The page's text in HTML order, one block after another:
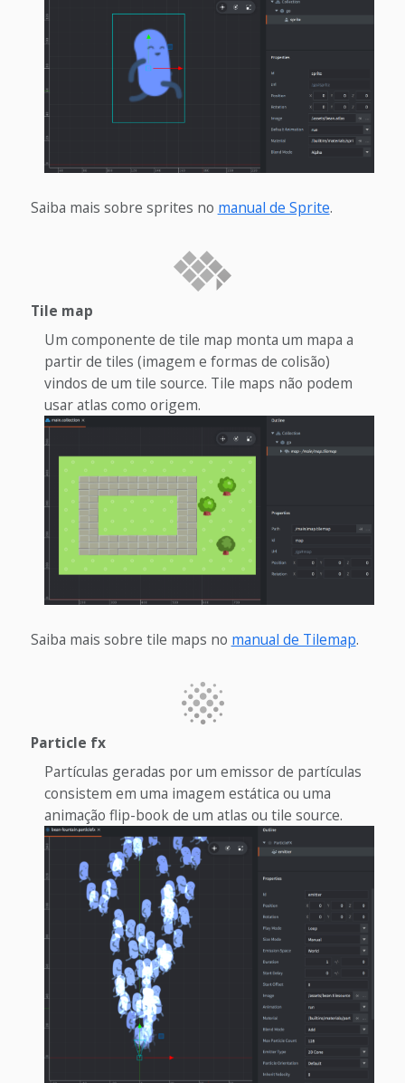
Saiba mais sobre sprites no manual de Sprite.
Tile map
Um componente de tile map monta um mapa a
partir de tiles (imagem e formas de colisão)
vindos de um tile source. Tile maps não podem
usar atlas como origem.
Saiba mais sobre tile maps no manual de Tilemap.
Particle fx
Partículas geradas por um emissor de partículas
consistem em uma imagem estática ou uma
animação flip-book de um atlas ou tile source.